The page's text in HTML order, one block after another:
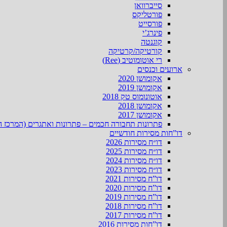
סייברוואן
פורטליקס
פורסייט
פינרג’י
קוגנטה
קורטיקה/קרטיקה
רי אוטומוטיב (Ree)
ארועים וכנסים
אקומושן 2020
אקומושן 2019
אוטונומוס טק 2018
אקומושן 2018
אקומושן 2017
פתרונות תחבורה חכמים – פתרונות ואתגרים (המרכז
דו”חות מסירות חודשיים
דו״ח מסירות 2026
דו״ח מסירות 2025
דו״ח מסירות 2024
דו״ח מסירות 2023
דו”ח מסירות 2021
דו”ח מסירות 2020
דו”ח מסירות 2019
דו”ח מסירות 2018
דו”ח מסירות 2017
דו”חות מסירות 2016